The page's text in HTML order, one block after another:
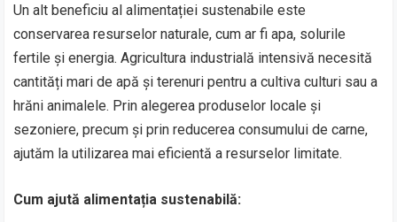
Un alt beneficiu al alimentației sustenabile este
conservarea resurselor naturale, cum ar fi apa, solurile
fertile și energia. Agricultura industrială intensivă necesită
cantități mari de apă și terenuri pentru a cultiva culturi sau a
hrăni animalele. Prin alegerea produselor locale și
sezoniere, precum și prin reducerea consumului de carne,
ajutăm la utilizarea mai eficientă a resurselor limitate.
Cum ajută alimentația sustenabilă: